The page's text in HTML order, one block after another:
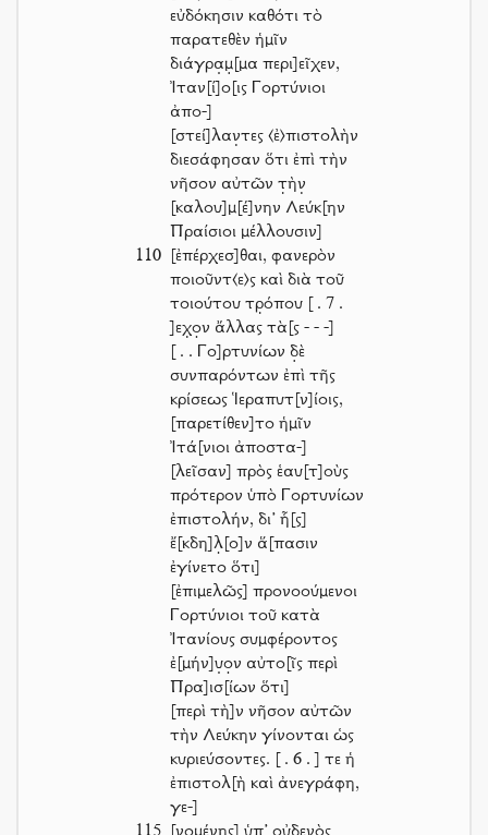
εὐδόκησιν καθότι τὸ
παρατεθὲν ἡμῖν
διάγρα̣μ̣[μα περι]εῖχεν,
Ἰταν[ί]ο[ις Γορτύνιοι
ἀπο-]
[στεί]λαν̣τες ⟨ἐ⟩πιστολὴν
διεσάφησαν ὅτι ἐπὶ τὴν
νῆσον αὐτῶν τ̣ὴν̣
[καλου]μ[έ]νην Λεύκ[ην
Πραίσιοι μέλλουσιν]
110
[ἐπέρχεσ]θαι, φανερὸν
ποιοῦντ⟨ε⟩ς καὶ διὰ τοῦ
τοιούτου τρ̣όπου
[ . 7 .
εχ̣ο̣ν ἄλλας τὰ[ς - - -]
[ . . Γο]ρτυνίων δ̣ὲ
συνπαρόντων ἐπὶ τῆς
κρίσεως Ἱεραπυτ[ν]ίοις,
[παρετίθεν]το ἡμῖν
Ἰτά[νιοι ἀποστα-]
[λεῖσαν] πρὸς ἑαυ[τ]οὺς
πρότερον ὑπὸ Γορτυνίων
ἐπιστολήν, δι’ ἧ[ς]
ἔ[κδη]λ̣[ο]ν ἅ[πασιν
ἐγίνετο ὅτι]
[ἐπιμελῶς] προνοούμενοι
Γορτύνιοι τοῦ κατὰ
Ἰτανίους συμφέροντος
ἐ[μήν]υ̣ο̣ν αὐτο[ῖς περὶ
Πρα]ισ[ίων ὅτι]
[περὶ τὴ]ν νῆσον αὐτῶν
τὴν Λεύκην γίνονται ὡς
κυριεύσοντες.
[ . 6 . ]
τε ἡ
ἐπιστολ[ὴ καὶ ἀνεγράφη,
γε-]